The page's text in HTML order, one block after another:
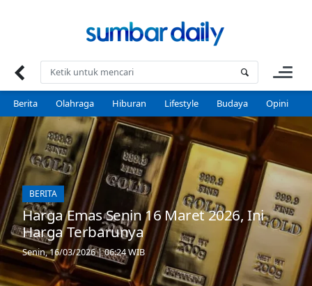
Berita Olahraga Hiburan Lifestyle Budaya Opini
BERITA
Harga Emas Senin 16 Maret 2026, Ini
Harga Terbarunya
Senin, 16/03/2026 | 06:24 WIB